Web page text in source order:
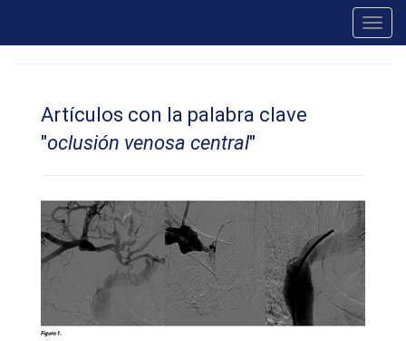
Artículos con la palabra clave
"oclusión venosa central"